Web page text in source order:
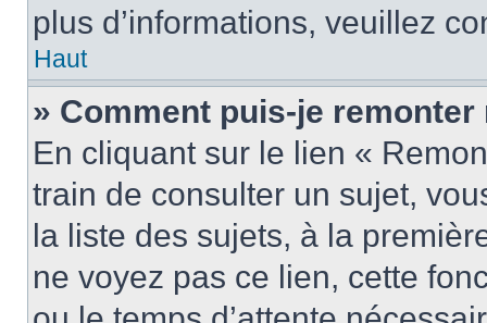
plus d’informations, veuillez
Haut
» Comment puis-je
En cliquant sur le lien «
train de consulter un sujet,
la liste des sujets, à la
ne voyez pas ce lien, cette